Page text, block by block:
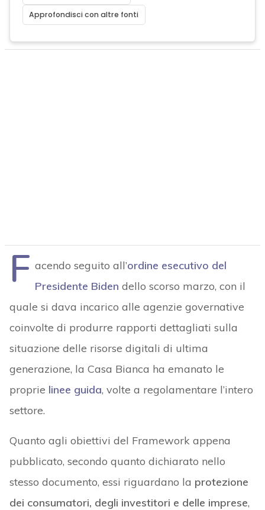
Approfondisci con altre fonti
F acendo seguito all’ordine esecutivo del
Presidente Biden dello scorso marzo, con il
quale si dava incarico alle agenzie governative
coinvolte di produrre rapporti dettagliati sulla
situazione delle risorse digitali di ultima
generazione, la Casa Bianca ha emanato le
proprie linee guida, volte a regolamentare l’intero
settore.
Quanto agli obiettivi del Framework appena
pubblicato, secondo quanto dichiarato nello
stesso documento, essi riguardano la protezione
dei consumatori, degli investitori e delle imprese,